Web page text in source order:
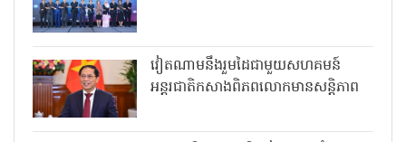
វៀតណាមនឹងរួមដៃជាមួយសហគមន៍
អន្តរជាតិកសាងពិភពលោកមានសន្តិភាព